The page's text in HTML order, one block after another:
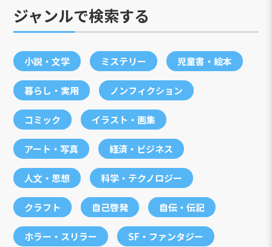
ジャンルで検索する
小説・文学 ミステリー 児童書・絵本
暮らし・実用 ノンフィクション
コミック イラスト・画集
アート・写真 経済・ビジネス
人文・思想 科学・テクノロジー
クラフト 自己啓発 自伝・伝記
ホラー・スリラー SF・ファンタジー